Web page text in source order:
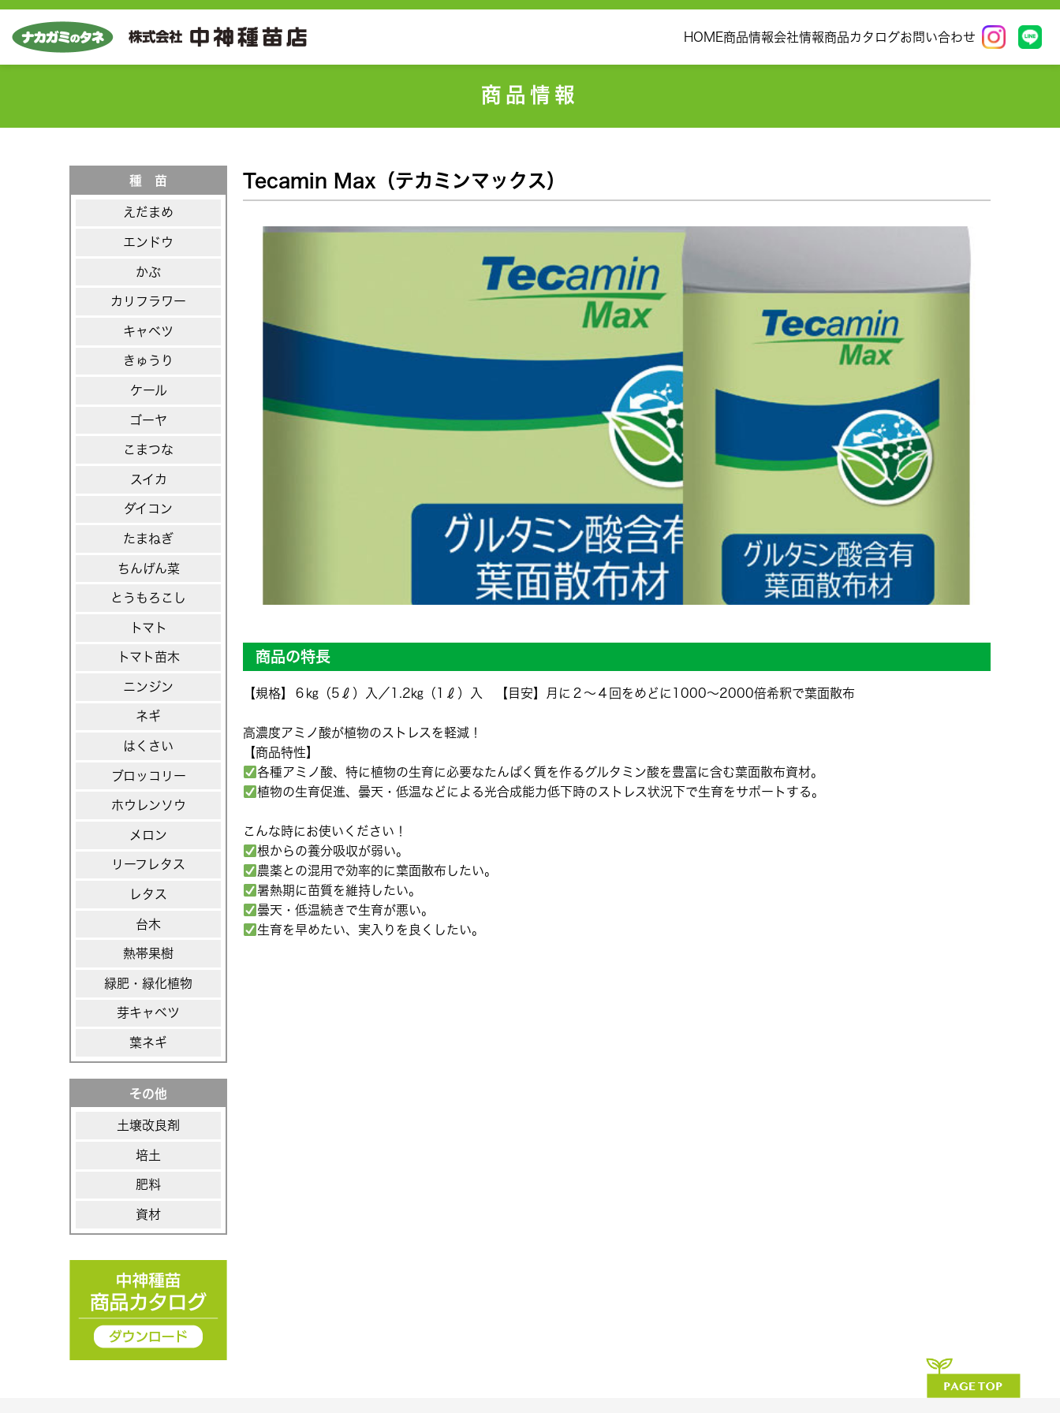
HOME商品情報会社情報商品カタログお問い合わせ
商品情報
種 苗
えだまめ
エンドウ
かぶ
カリフラワー
キャベツ
きゅうり
ケール
ゴーヤ
こまつな
スイカ
ダイコン
たまねぎ
ちんげん菜
とうもろこし
トマト
トマト苗木
ニンジン
ネギ
はくさい
ブロッコリー
ホウレンソウ
メロン
リーフレタス
レタス
台木
熱帯果樹
緑肥・緑化植物
芽キャベツ
葉ネギ
その他
土壌改良剤
培土
肥料
資材
Tecamin Max（テカミンマックス）
商品の特長
【規格】６㎏（5ℓ）入／1.2㎏（1ℓ）入 【目安】月に２～４回をめどに1000～2000倍希釈で葉面散布
高濃度アミノ酸が植物のストレスを軽減！
【商品特性】
各種アミノ酸、特に植物の生育に必要なたんぱく質を作るグルタミン酸を豊富に含む葉面散布資材。
植物の生育促進、曇天・低温などによる光合成能力低下時のストレス状況下で生育をサポートする。
こんな時にお使いください！
根からの養分吸収が弱い。
農薬との混用で効率的に葉面散布したい。
暑熱期に苗質を維持したい。
曇天・低温続きで生育が悪い。
生育を早めたい、実入りを良くしたい。